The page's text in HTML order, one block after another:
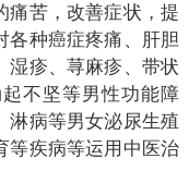
痛苦，改善症状，提
各种癌症疼痛、肝胆
湿疹、荨麻疹、带状
不坚等男性功能障
淋病等男女泌尿生殖
等疾病等运用中医治